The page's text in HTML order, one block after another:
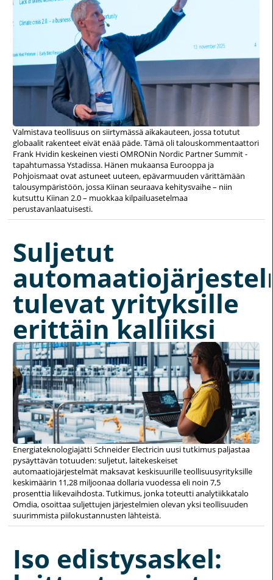
Valmistava teollisuus on siirtymässä aikakauteen, jossa totutut
globaalit rakenteet eivät enää päde. Tämä oli talouskommentaattori
Frank Hvidin keskeinen viesti OMRONin Nordic Partner Summit -
tapahtumassa Ystadissa. Hänen mukaansa Eurooppa ja
Pohjoismaat ovat astuneet uuteen, epävarmuuden värittämään
talousympäristöön, jossa Kiinan seuraava kehitysvaihe – niin
kutsuttu Kiinan 2.0 – muokkaa kilpailuasetelmaa
perustavanlaatuisesti.
Suljetut
tulevat yrityksille
erittäin kalliiksi
Energiateknologiajätti Schneider Electricin uusi tutkimus paljastaa
pysäyttävän totuuden: suljetut, laitekeskeiset
automaatiojärjestelmät maksavat keskisuurille teollisuusyrityksille
keskimäärin 11,28 miljoonaa dollaria vuodessa eli noin 7,5
prosenttia liikevaihdosta. Tutkimus, jonka toteutti analytiikkatalo
Omdia, osoittaa suljettujen järjestelmien olevan yksi teollisuuden
suurimmista piilokustannusten lähteistä.
Iso edistysaskel: